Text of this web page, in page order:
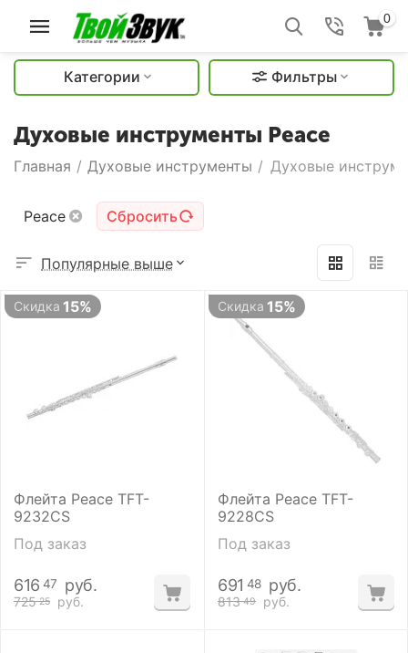
0
Категории Фильтры
Духовые инструменты Peace
Главная / Духовые инструменты / Духовые
Peace Сбросить
Популярные выше
Скидка 15%
Флейта Peace TFT-
9232CS
Под заказ
725 25 руб.
616 47 руб.
Скидка 15%
Флейта Peace TFT-
9228CS
Под заказ
813 49 руб.
691 48 руб.